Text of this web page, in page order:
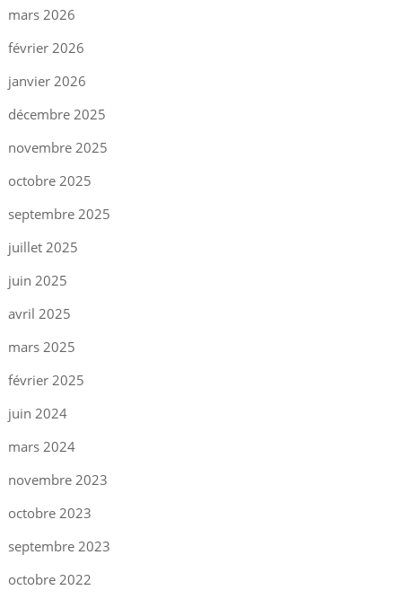
mars 2026
février 2026
janvier 2026
décembre 2025
novembre 2025
octobre 2025
septembre 2025
juillet 2025
juin 2025
avril 2025
mars 2025
février 2025
juin 2024
mars 2024
novembre 2023
octobre 2023
septembre 2023
octobre 2022